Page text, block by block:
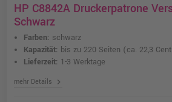
HP C8842A Druckerpatrone
Schwarz
Farben: schwarz
Kapazität: bis zu 220 Seiten (ca. 22,3
Lieferzeit: 1-3 Werktage
mehr Details chevron_right